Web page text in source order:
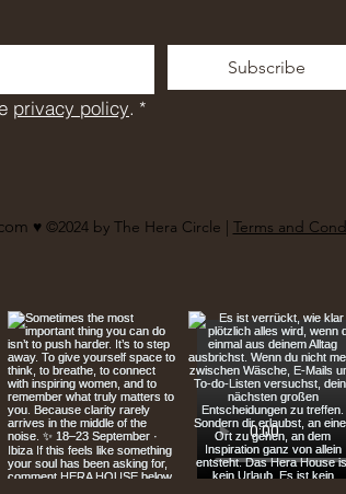
Subscribe
privacy policy. *
♥︎ ©2024 by The Hera Circle | Terms and